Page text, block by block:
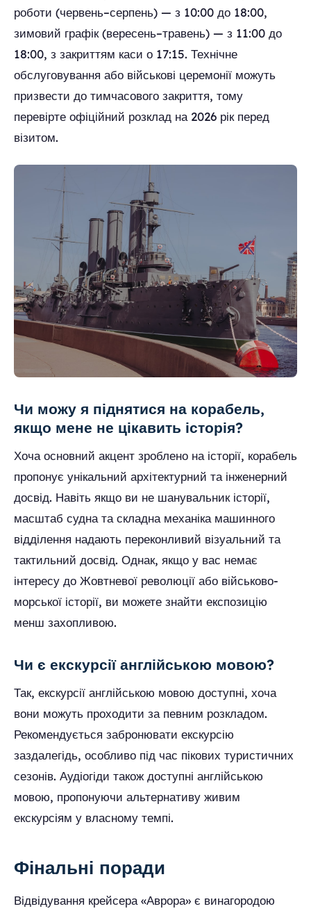
роботи (червень–серпень) — з 10:00 до 18:00,
зимовий графік (вересень–травень) — з 11:00 до
18:00, з закриттям каси о 17:15. Технічне
обслуговування або військові церемонії можуть
призвести до тимчасового закриття, тому
перевірте офіційний розклад на 2026 рік перед
візитом.
Чи можу я піднятися на корабель,
якщо мене не цікавить історія?
Хоча основний акцент зроблено на історії, корабель
пропонує унікальний архітектурний та інженерний
досвід. Навіть якщо ви не шанувальник історії,
масштаб судна та складна механіка машинного
відділення надають переконливий візуальний та
тактильний досвід. Однак, якщо у вас немає
інтересу до Жовтневої революції або військово-
морської історії, ви можете знайти експозицію
менш захопливою.
Чи є екскурсії англійською мовою?
Так, екскурсії англійською мовою доступні, хоча
вони можуть проходити за певним розкладом.
Рекомендується забронювати екскурсію
заздалегідь, особливо під час пікових туристичних
сезонів. Аудіогіди також доступні англійською
мовою, пропонуючи альтернативу живим
екскурсіям у власному темпі.
Фінальні поради
Відвідування крейсера «Аврора» є винагородою